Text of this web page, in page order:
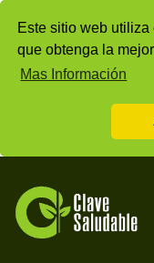
Este sitio web
que obtenga la
Mas Información